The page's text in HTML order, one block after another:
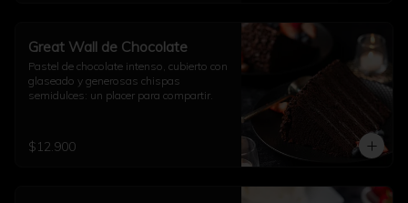
Great Wall de Chocolate
Pastel de chocolate intenso, cubierto con
glaseado y generosas chispas
semidulces: un placer para compartir.
$12.900